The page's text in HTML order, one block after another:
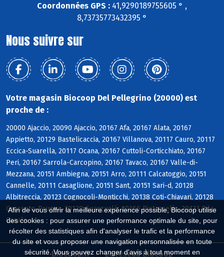
Afin de vous offrir la meilleure expérience possible, Biocoop utilise
des cookies : pour assurer une performance optimale du site, pour
récolter des statistiques afin d'analyser le trafic et la performance
du site et vous proposer une navigation personnalisée en toute
sécurité. Vous pouvez changer d'avis à tout moment en
Coordonnées GPS : 41,9290189755605 ° ,
8,73735773432395 °
Nous suivre sur
Votre magasin Biocoop Del Pellegrino (20000) est
proche de :
20000 Ajaccio, 20090 Ajaccio, 20167 Afa, 20167 Alata, 20167
Appietto, 20129 Bastelicaccia, 20167 Villanova, 20117 Cauro, 20117
Eccica-Suarella, 20117 Ocana, 20167 Cuttoli-Corticchiato, 20167
Peri, 20167 Sarrola-Carcopino, 20167 Tavaco, 20167 Valle-di-
Mezzana, 20151 Ambiegna, 20151 Arro, 20111 Calcatoggio, 20151
Cannelle, 20111 Casaglione, 20151 Sant, 20151 Sari-d, 20128
Albitreccia, 20123 Cognocoli-Monticchi, 20138 Coti-Chiavari, 20128
Grosseto-Prugna, 20128 Guargualé, 20166 Pietrosella, 20123 Pila-
Canale
Biocoop.fr Le réseau Biocoop